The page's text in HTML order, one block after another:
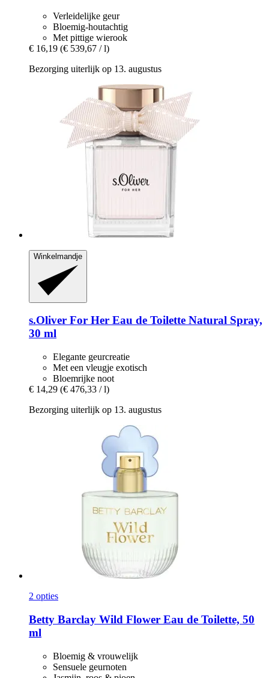
Verleidelijke geur
Bloemig-houtachtig
Met pittige wierook
€ 16,19 (€ 539,67 / l)
Bezorging uiterlijk op 13. augustus
Winkelmandje
s.Oliver For Her Eau de Toilette Natural Spray,
30 ml
Elegante geurcreatie
Met een vleugje exotisch
Bloemrijke noot
€ 14,29 (€ 476,33 / l)
Bezorging uiterlijk op 13. augustus
2 opties
Betty Barclay Wild Flower Eau de Toilette, 50
ml
Bloemig & vrouwelijk
Sensuele geurnoten